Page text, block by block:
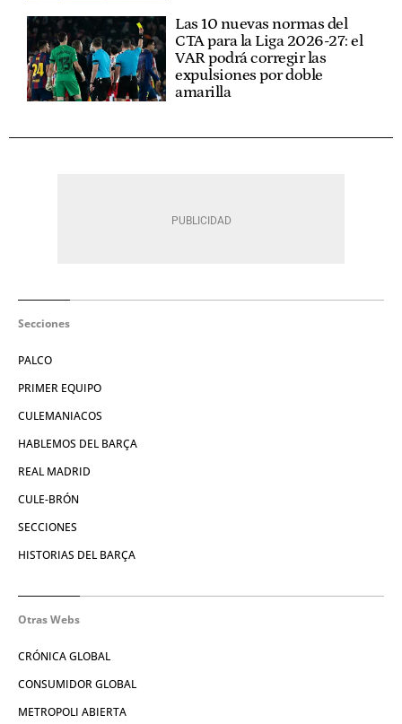
Las 10 nuevas normas del
CTA para la Liga 2026-27: el
VAR podrá corregir las
expulsiones por doble
amarilla
Secciones
PALCO
PRIMER EQUIPO
CULEMANIACOS
HABLEMOS DEL BARÇA
REAL MADRID
CULE-BRÓN
SECCIONES
HISTORIAS DEL BARÇA
Otras Webs
CRÓNICA GLOBAL
CONSUMIDOR GLOBAL
METROPOLI ABIERTA